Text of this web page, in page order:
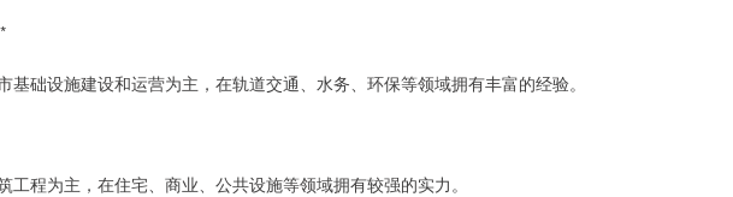
基础设施建设和运营为主，在轨道交通、水务、环保等领域拥有丰富的经验。
程为主，在住宅、商业、公共设施等领域拥有较强的实力。